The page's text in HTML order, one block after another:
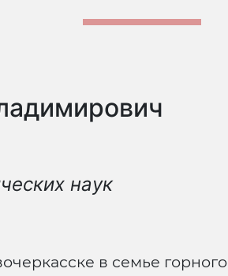
наук
в семье горного